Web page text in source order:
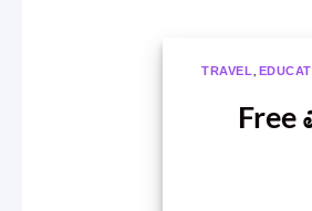
TRAVEL